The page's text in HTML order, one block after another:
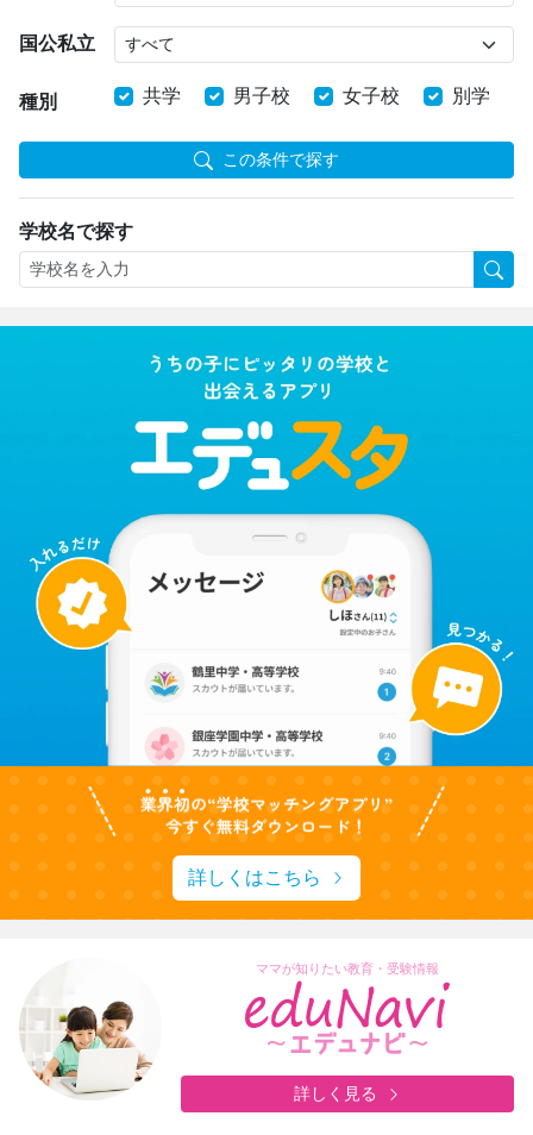
国公私立
種別 共学 男子校 女子校 別学
この条件で探す
学校名で探す
詳しくはこちら
ママが知りたい教育・受験情報
詳しく見る